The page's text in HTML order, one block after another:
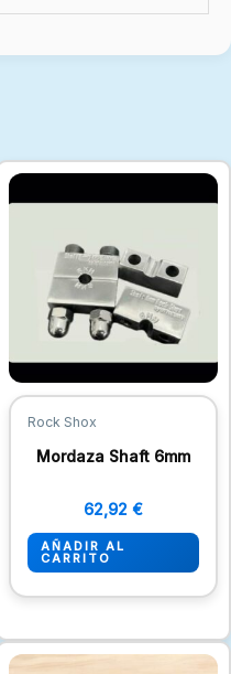
Rock Shox
Mordaza Shaft 6mm
62,92 €
AÑADIR AL
CARRITO